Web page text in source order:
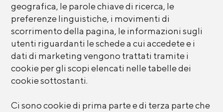
geografica, le parole chiave di ricerca, le
preferenze linguistiche, i movimenti di
scorrimento della pagina, le informazioni sugli
utenti riguardanti le schede a cui accedete e i
dati di marketing vengono trattati tramite i
cookie per gli scopi elencati nelle tabelle dei
cookie sottostanti.
Ci sono cookie di prima parte e di terza parte che